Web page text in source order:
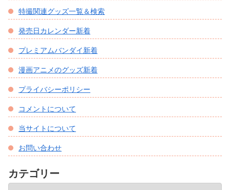
特撮関連グッズ一覧＆検索
発売日カレンダー新着
プレミアムバンダイ新着
漫画アニメのグッズ新着
プライバシーポリシー
コメントについて
当サイトについて
お問い合わせ
カテゴリー